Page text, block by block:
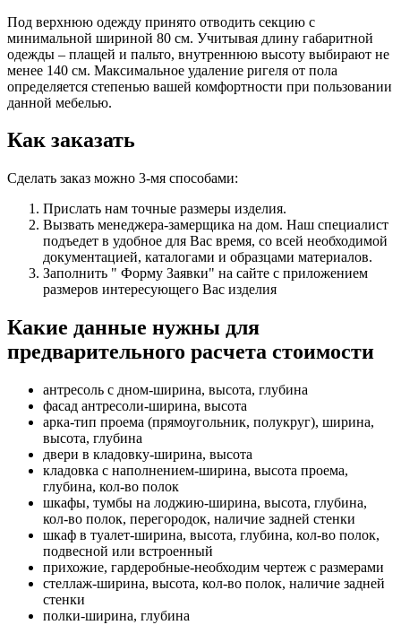
Под верхнюю одежду принято отводить секцию с
минимальной шириной 80 см. Учитывая длину габаритной
одежды – плащей и пальто, внутреннюю высоту выбирают не
менее 140 см. Максимальное удаление ригеля от пола
определяется степенью вашей комфортности при пользовании
данной мебелью.
Как заказать
Сделать заказ можно 3-мя способами:
Прислать нам точные размеры изделия.
Вызвать менеджера-замерщика на дом. Наш специалист
подъедет в удобное для Вас время, со всей необходимой
документацией, каталогами и образцами материалов.
Заполнить " Форму Заявки" на сайте с приложением
размеров интересующего Вас изделия
Какие данные нужны для
предварительного расчета стоимости
антресоль с дном-ширина, высота, глубина
фасад антресоли-ширина, высота
арка-тип проема (прямоугольник, полукруг), ширина,
высота, глубина
двери в кладовку-ширина, высота
кладовка с наполнением-ширина, высота проема,
глубина, кол-во полок
шкафы, тумбы на лоджию-ширина, высота, глубина,
кол-во полок, перегородок, наличие задней стенки
шкаф в туалет-ширина, высота, глубина, кол-во полок,
подвесной или встроенный
прихожие, гардеробные-необходим чертеж с размерами
стеллаж-ширина, высота, кол-во полок, наличие задней
стенки
полки-ширина, глубина